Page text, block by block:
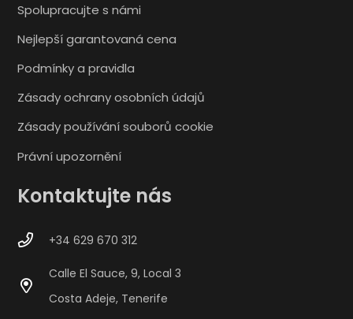
Spolupracujte s námi
Nejlepší garantovaná cena
Podmínky a pravidla
Zásady ochrany osobních údajů
Zásady používání souborů cookie
Právní upozornění
Kontaktujte nás
+34 629 670 312
Calle El Sauce, 9, Local 3
Costa Adeje, Tenerife